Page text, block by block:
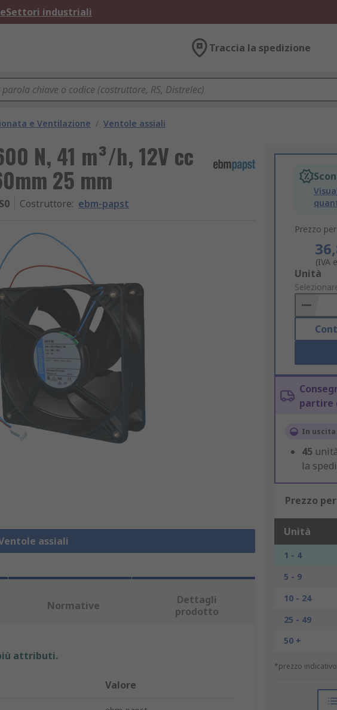
Settori industriali
Traccia la spedizione
e Ventilazione / Ventole assiali
N, 41 m³/h, 12V cc
25 mm
Costruttore: ebm-papst
assiali
Prezzo
(IVA
Add
to
Basket
Unità
partire
In
45
la
Prezzo
Unità
1 - 4
5 - 9
10 - 24
25 - 49
50 +
*prezzo indicativo
Normative
Dettagli
prodotto
attributi.
Valore